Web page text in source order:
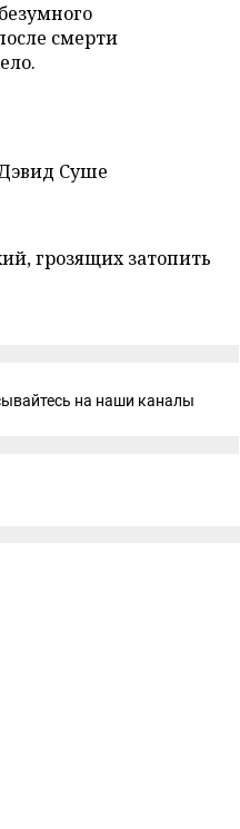
смерти
Суше
грозящих затопить
на наши каналы